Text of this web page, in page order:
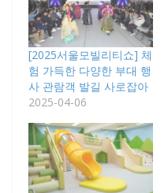
[2025서울모빌리티쇼] 체
험 가득한 다양한 부대 행
사 관람객 발길 사로잡아
2025-04-06